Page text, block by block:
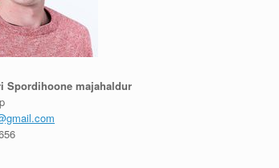
Spordihoone majahaldur